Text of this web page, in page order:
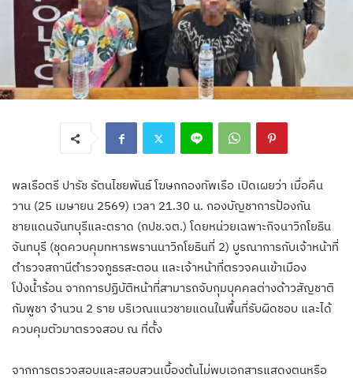
พลเรือตรี ปารัช รัตนไชยพันธ์ โฆษกกองทัพเรือ เปิดเผยว่า เมื่อคืน
วาน (25 เมษายน 2569) เวลา 21.30 น. กองบัญชาการป้องกัน
ชายแดนจันทบุรีและตราด (กปช.จต.) โดยหน่วยเฉพาะกิจนาวิกโยธิน
จันทบุรี (ชุดควบคุมทหารพรานนาวิกโยธินที่ 2) บูรณาการกับเจ้าหน้าที่
ตำรวจสถานีตำรวจภูธรสะตอน และเจ้าหน้าที่ตรวจคนเข้าเมือง
โป่งน้ำร้อน จากการปฏิบัติหน้าที่สามารถจับกุมบุคคลต่างด้าวสัญชาติ
กัมพูชา จำนวน 2 ราย บริเวณแนวชายแดนในพื้นที่รับผิดชอบ และได้
ควบคุมตัวมาตรวจสอบ ณ ที่ตั้ง
จากการตรวจสอบและสอบสวนเบื้องต้นไม่พบเอกสารแสดงตนหรือ